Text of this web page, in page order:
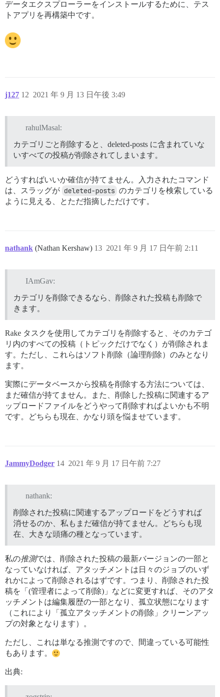
データエクスプローラーをインストールするために、テス
トアプリを再構築中です。
j127 2021 年 9 月 13 日午後 3:49
12
rahulMasal:
カテゴリごと削除すると、deleted-posts に含まれていな
いすべての投稿が削除されてしまいます。
どうすればいいか確信が持てません。入力されたコマンド
は、スラッグが deleted-posts のカテゴリを検索している
ように見える、とただ指摘しただけです。
nathank (Nathan Kershaw) 2021 年 9 月 17 日午前 2:11
13
IAmGav:
カテゴリを削除できるなら、削除された投稿も削除で
きます。
Rake タスクを使用してカテゴリを削除すると、そのカテゴ
リ内のすべての投稿（トピックだけでなく）が削除されま
す。ただし、これらはソフト削除（論理削除）のみとなり
ます。
実際にデータベースから投稿を削除する方法については、
まだ確信が持てません。また、削除した投稿に関連するア
ップロードファイルをどうやって削除すればよいかも不明
です。どちらも現在、かなり頭を悩ませています。
JammyDodger 2021 年 9 月 17 日午前 7:27
14
nathank:
削除された投稿に関連するアップロードをどうすれば
消せるのか、私もまだ確信が持てません。どちらも現
在、大きな頭痛の種となっています。
私の推測では、削除された投稿の最新バージョンの一部と
なっていなければ、アタッチメントは日々のジョブのいず
れかによって削除されるはずです。つまり、削除された投
稿を「(管理者によって削除)」などに変更すれば、そのアタ
ッチメントは編集履歴の一部となり、孤立状態になります
（これにより「孤立アタッチメントの削除」クリーンアッ
プの対象となります）。
ただし、これは単なる推測ですので、間違っている可能性
もあります。
出典: